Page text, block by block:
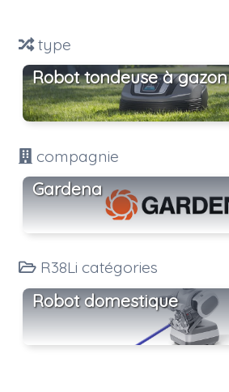
type
Robot tondeuse à gazon
compagnie
Gardena
R38Li catégories
Robot domestique